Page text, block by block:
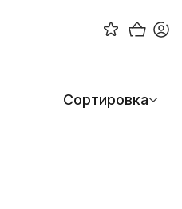
Сортировка